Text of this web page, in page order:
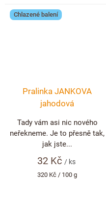
Chlazené balení
Pralinka JANKOVA
jahodová
32 Kč/ ks
Měrná
320 Kč / 100 g
Tady vám asi nic nového
neřekneme. Je to přesně tak,
jak jste...